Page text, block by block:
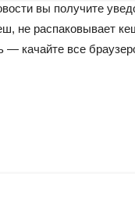
вы получите
не распаковывает
— качайте все